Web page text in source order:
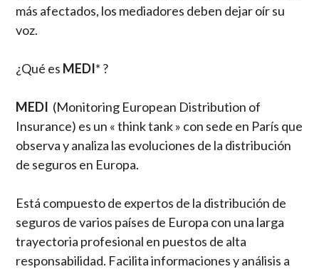
más afectados, los mediadores deben dejar oír su
voz.
¿Qué es MEDI* ?
MEDI (Monitoring European Distribution of
Insurance) es un « think tank » con sede en París que
observa y analiza las evoluciones de la distribución
de seguros en Europa.
Está compuesto de expertos de la distribución de
seguros de varios países de Europa con una larga
trayectoria profesional en puestos de alta
responsabilidad. Facilita informaciones y análisis a